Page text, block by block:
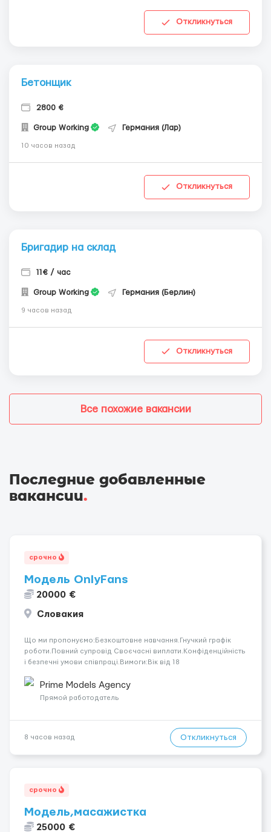
Откликнуться
Бетонщик
2800 €
Group Working Германия (Лар)
10 часов назад
Откликнуться
Бригадир на склад
11€ / час
Group Working Германия (Берлин)
9 часов назад
Откликнуться
Все похожие вакансии
Последние добавленные
вакансии.
срочно
Модель OnlyFans
20000 €
Словакия
Що ми пропонуємо:Безкоштовне навчання.Гнучкий графік
роботи.Повний супровід Своєчасні виплати.Конфіденційність
і безпечні умови співпраці.Вимоги:Вік від 18
розвиватися.Досвід не обов’язковий.Якщо вас зацікавила
вакансія — залишайте відгук, і ми зв’яжемося ...
Prime Models Agency
Прямой работодатель
8 часов назад Откликнуться
срочно
Модель,масажистка
25000 €